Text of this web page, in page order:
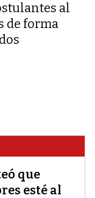
al
de forma
que
esté al